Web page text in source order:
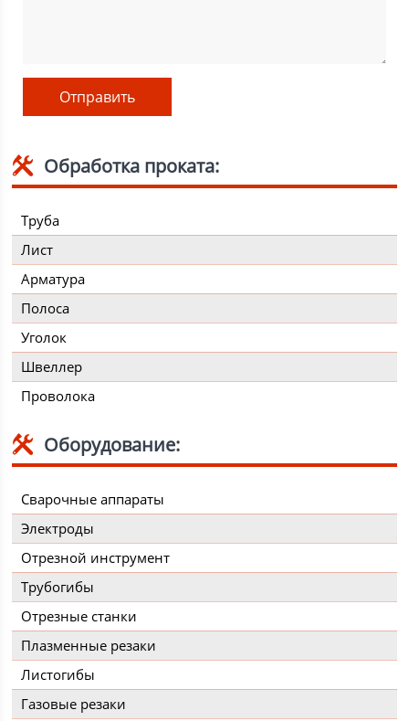
Обработка проката:
Труба
Лист
Арматура
Полоса
Уголок
Швеллер
Проволока
Оборудование:
Сварочные аппараты
Электроды
Отрезной инструмент
Трубогибы
Отрезные станки
Плазменные резаки
Листогибы
Газовые резаки